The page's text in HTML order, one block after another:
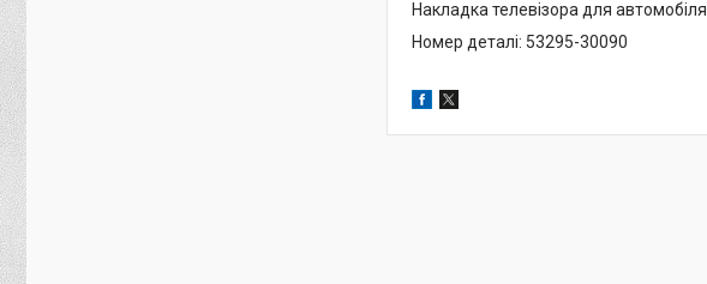
Накладка телевізора для автомобіля
Номер деталі: 53295-30090